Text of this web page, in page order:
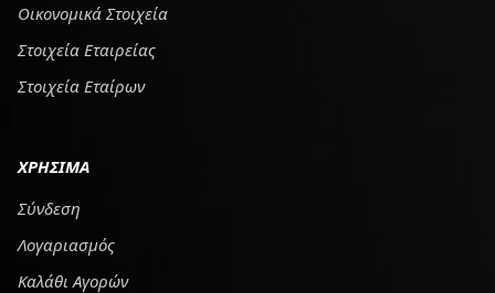
Οικονομικά Στοιχεία
Στοιχεία Εταιρείας
Στοιχεία Εταίρων
ΧΡΗΣΙΜΑ
Σύνδεση
Λογαριασμός
Καλάθι Αγορών